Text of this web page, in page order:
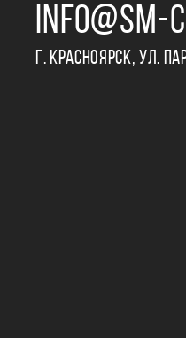
INFO@SM-
Г. КРАСНОЯРСК, УЛ.